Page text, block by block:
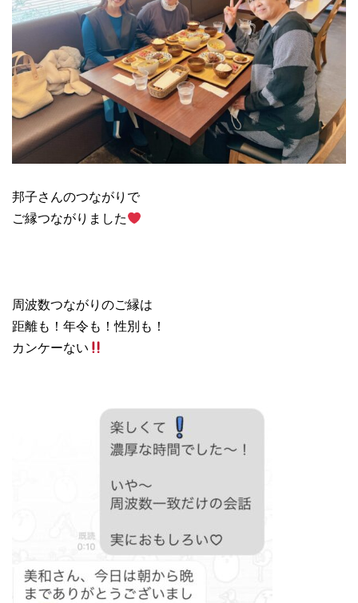
邦子さんのつながりで
ご縁つながりました
周波数つながりのご縁は
距離も！年令も！性別も！
カンケーない